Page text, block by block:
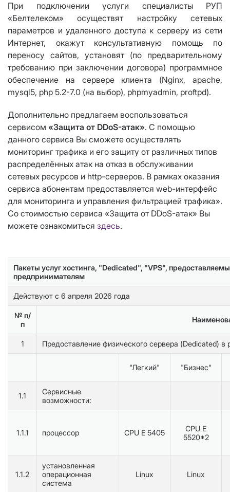
При подключении услуги специалисты РУП
«Белтелеком» осуществят настройку сетевых
параметров и удаленного доступа к серверу из сети
Интернет, окажут консультативную помощь по
переносу сайтов, установят (по предварительному
требованию при заключении договора) программное
обеспечение на сервере клиента (Nginx, apache,
mysql5, php 5.2-7.0 (на выбор), phpmyadmin, proftpd).
Дополнительно предлагаем воспользоваться
сервисом «Защита от DDoS-атак». С помощью
данного сервиса Вы сможете осуществлять
мониторинг трафика и его защиту от различных типов
распределённых атак на отказ в обслуживании
сетевых ресурсов и http-серверов. В рамках оказания
сервиса абонентам предоставляется web-интерфейс
для мониторинга и управления фильтрацией трафика».
Со стоимостью сервиса «Защита от DDoS-атак» Вы
можете ознакомиться здесь.
Пакеты услуг хостинга, "Dedicated", "VPS",
предпринимателям
Действуют с 6 апреля 2026 года
№ п/
п
1 Предоставление физического сервера (Dedicated) в
"Легкий" "Бизнес"
1.1
Сервисные
возможности:
1.1.1 процессор CPU E 5405
CPU E
5520*2
1.1.2
установленная
операционная
система
Linux Linux